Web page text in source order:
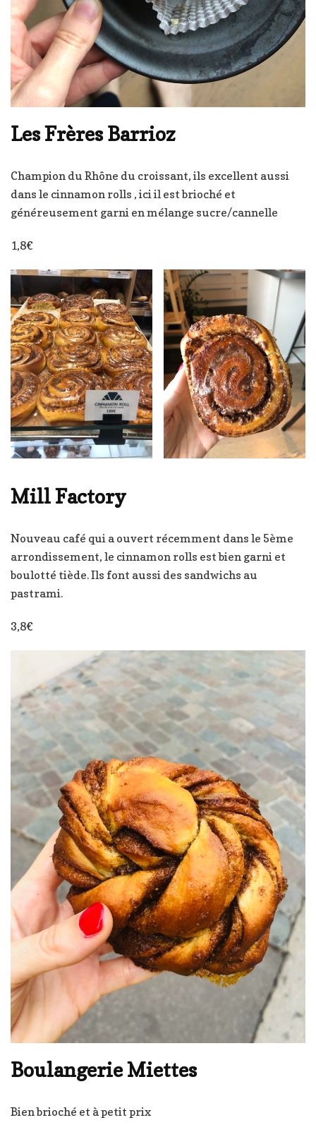
Les Frères Barrioz
Champion du Rhône du croissant, ils excellent aussi
dans le cinnamon rolls , ici il est brioché et
généreusement garni en mélange sucre/cannelle
1,8€
Mill Factory
Nouveau café qui a ouvert récemment dans le 5ème
arrondissement, le cinnamon rolls est bien garni et
boulotté tiède. Ils font aussi des sandwichs au
pastrami.
3,8€
Boulangerie Miettes
Bien brioché et à petit prix